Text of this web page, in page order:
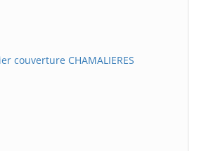
couverture CHAMALIERES